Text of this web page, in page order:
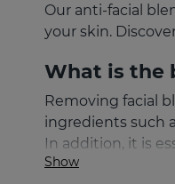
Our anti-facial
your skin.
What is the
Removing facial
ingredients such
In addition, it is
Show